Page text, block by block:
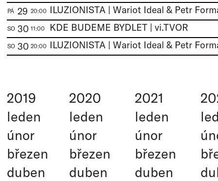
PÁ 29 20:00 ILUZIONISTA | Wariot Ideal & Petr
SO 30 11:00 KDE BUDEME BYDLET | vi.TVOR
SO 30 20:00 ILUZIONISTA | Wariot Ideal & Petr
2019
leden
únor
březen
duben
2020
leden
únor
březen
duben
2021
leden
únor
březen
duben